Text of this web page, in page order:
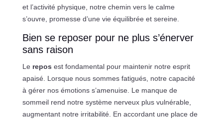
et l’activité physique, notre chemin vers le calme
s’ouvre, promesse d’une vie équilibrée et sereine.
Bien se reposer pour ne plus s’énerver
sans raison
Le repos est fondamental pour maintenir notre esprit
apaisé. Lorsque nous sommes fatigués, notre capacité
à gérer nos émotions s’amenuise. Le manque de
sommeil rend notre système nerveux plus vulnérable,
augmentant notre irritabilité. En accordant une place de